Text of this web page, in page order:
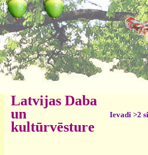
Latvijas Daba
un
kultūrvēsture
Ievadi >2